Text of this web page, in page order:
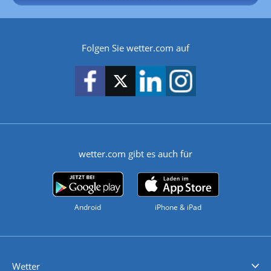
Folgen Sie wetter.com auf
wetter.com gibt es auch für
Android iPhone & iPad
Wetter